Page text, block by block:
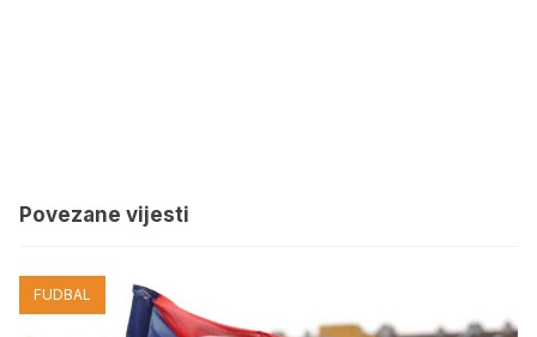
Povezane vijesti
FUDBAL